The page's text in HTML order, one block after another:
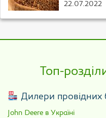
22.07.2022
Топ-
Дилери провідних
John Deere в Україні